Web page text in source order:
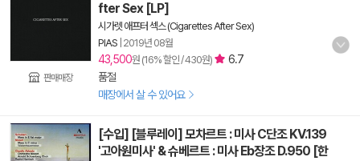
판매매장
fter Sex [LP]
시가렛 애프터 섹스 (Cigarettes After Sex)
PIAS 2019년 08월
43,500원 (16% 할인 / 430원)
6.7
품절
매장에서 살 수 있어요
[수입] [블루레이] 모차르트 : 미사 C단조 KV.139
'고아원미사' & 슈베르트 : 미사 Eb장조 D.950 [한